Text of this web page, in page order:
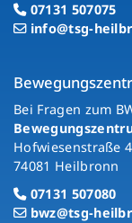
07131 507075
info@tsg-
Bei Fragen zum
Hofwiesenstraße
74081 Heilbronn
07131 507080
bwz@tsg-